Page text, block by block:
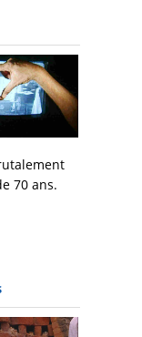
70 ans.